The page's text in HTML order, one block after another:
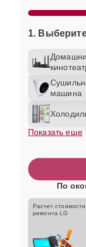
1.
машина
Показать еще
По
Расчет стоимости
ремонта LG